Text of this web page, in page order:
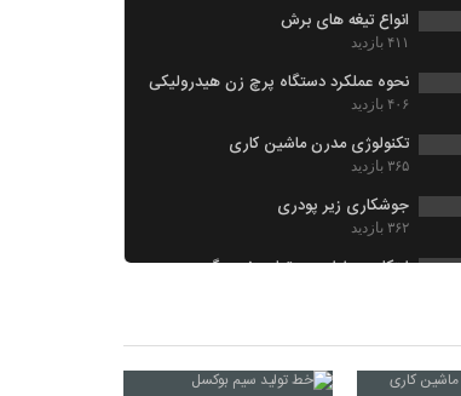
انواع تیغه های برش
۴۱۱ بازدید
نحوه عملکرد دستگاه پرچ زن هیدرولیکی
۴۰۶ بازدید
تکنولوژی مدرن ماشین کاری
۳۶۵ بازدید
جوشکاری زیر پودری
۳۶۲ بازدید
ابتکار در طراحی و تولید ضربه گیر درب
ایده نوین برای سرعت گیر های خیابان
۳۵۰ بازدید